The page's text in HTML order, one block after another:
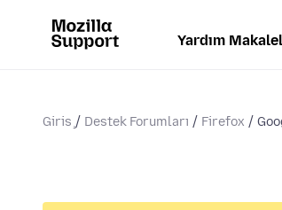
Yardım
Giriş Destek Forumları Firefox